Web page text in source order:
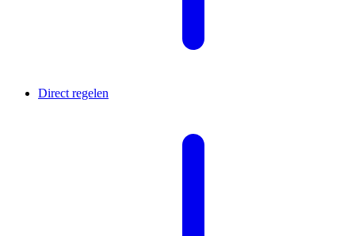
Direct regelen